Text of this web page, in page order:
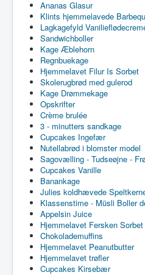
Ananas Glasur
Klints hjemmelavede
Lagkagefyld
Sandwichboller
Kage Æblehorn
Regnbuekage
Hjemmelavet Filur Is Sorbet
Skolerugbrød med gulerod
Kage Drømmekage
Opskrifter
Crème brulée
3 - minutters sandkage
Cupcakes Ingefær
Nutellabrød i blomster model
Sagovælling - Tudseøjne -
Cupcakes Vanille
Banankage
Julies koldhævede
Klassenstime - Müsli Boller
Appelsin Juice
Hjemmelavet Fersken Sorbet
Chokolademuffins
Hjemmelavet Peanutbutter
Hjemmelavet trøfler
Cupcakes Kirsebær